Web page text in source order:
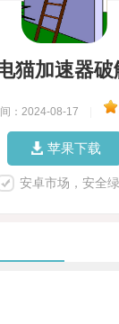
猫加速器破
：2024-08-17
苹果下载
安卓市场，安全